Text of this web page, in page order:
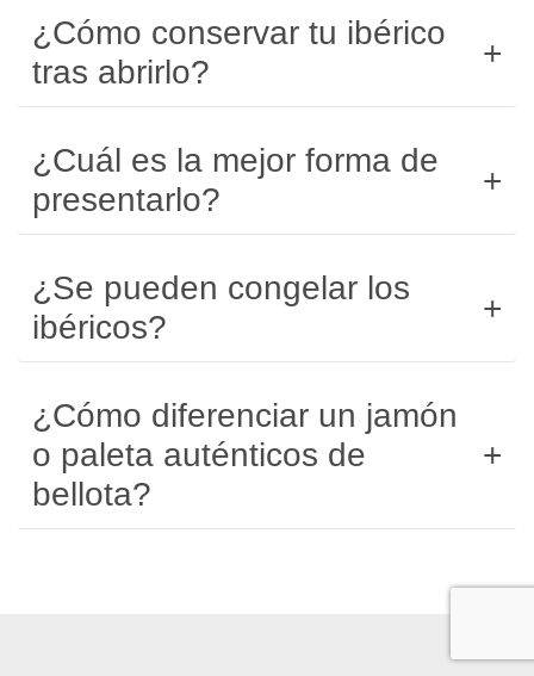
¿Cómo conservar tu ibérico
tras abrirlo?
¿Cuál es la mejor forma de
presentarlo?
¿Se pueden congelar los
ibéricos?
¿Cómo diferenciar un jamón
o paleta auténticos de
bellota?